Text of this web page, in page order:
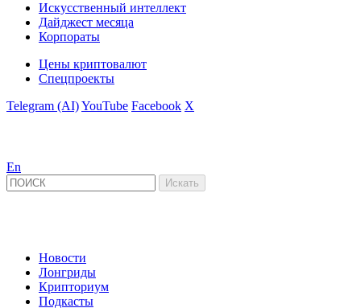
Искусственный интеллект
Дайджест месяца
Корпораты
Цены криптовалют
Спецпроекты
Telegram (AI)YouTube Facebook X
En
Новости
Лонгриды
Крипториум
Подкасты